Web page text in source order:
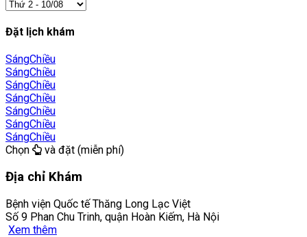
Đặt lịch khám
SángChiều
SángChiều
SángChiều
SángChiều
SángChiều
SángChiều
SángChiều
Chọn
và đặt (miễn phí)
Địa chỉ Khám
Bệnh viện Quốc tế Thăng Long Lạc Việt
Số 9 Phan Chu Trinh, quận Hoàn Kiếm, Hà Nội
Xem thêm